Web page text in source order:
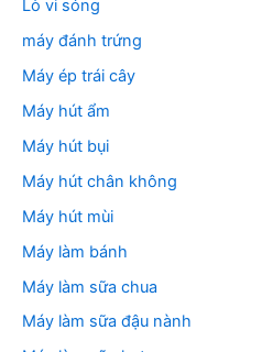
Lò vi sóng
máy đánh trứng
Máy ép trái cây
Máy hút ẩm
Máy hút bụi
Máy hút chân không
Máy hút mùi
Máy làm bánh
Máy làm sữa chua
Máy làm sữa đậu nành